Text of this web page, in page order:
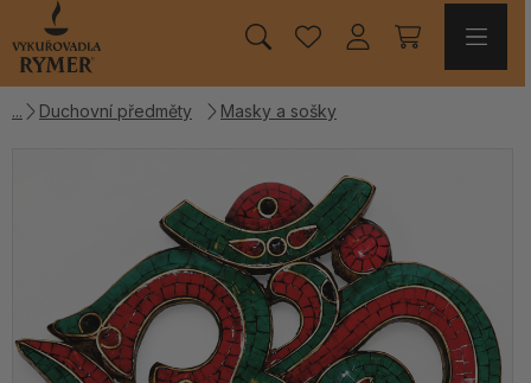
Duchovní předměty Masky a sošky